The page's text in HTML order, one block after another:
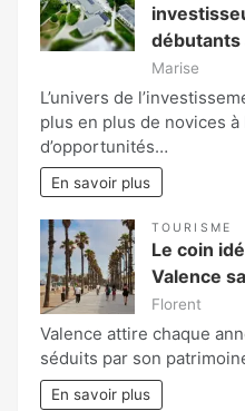
débutants
Marise
L’univers de
plus en plus de novices
d’opportunités…
En savoir plus
TOURISME
Le coin
Valence
Florent
Valence attire chaque
séduits par son
En savoir plus